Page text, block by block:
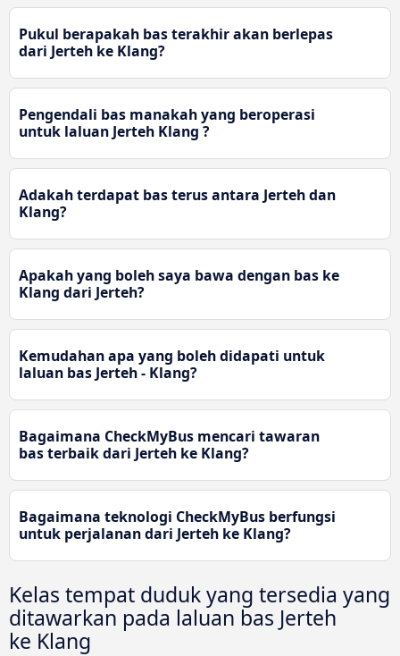
Pukul berapakah bas terakhir akan berlepas
dari Jerteh ke Klang?
Pengendali bas manakah yang beroperasi
untuk laluan Jerteh Klang ?
Adakah terdapat bas terus antara Jerteh dan
Klang?
Apakah yang boleh saya bawa dengan bas ke
Klang dari Jerteh?
Kemudahan apa yang boleh didapati untuk
laluan bas Jerteh - Klang?
Bagaimana CheckMyBus mencari tawaran
bas terbaik dari Jerteh ke Klang?
Bagaimana teknologi CheckMyBus berfungsi
untuk perjalanan dari Jerteh ke Klang?
Kelas tempat duduk yang tersedia yang
ditawarkan pada laluan bas Jerteh
ke Klang